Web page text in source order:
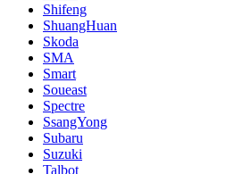
Shifeng
ShuangHuan
Skoda
SMA
Smart
Soueast
Spectre
SsangYong
Subaru
Suzuki
Talbot